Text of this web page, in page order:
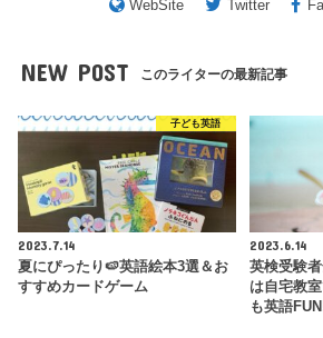
WebSite Twitter
NEW POST このライターの最新記事
子ども英語
2023.7.14
夏にぴったり🍉英語絵本3選＆お
すすめカードゲーム
2023.6.14
英検受験
は自宅教
も英語